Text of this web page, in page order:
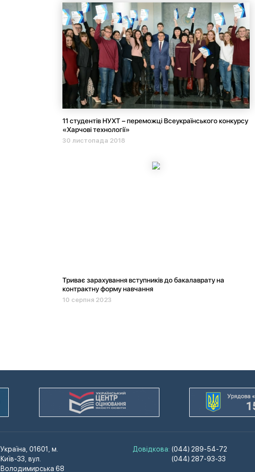
11 студентів НУХТ – переможці Всеукраїнського конкурсу
«Харчові технології»
30 листопада 2018
Триває зарахування вступників до бакалаврату на
контрактну форму навчання
10 серпня 2023
Україна, 01601, м.
Київ-33, вул.
Володимирська 68
Довідкова: (044) 289-54-72
(044) 287-93-33